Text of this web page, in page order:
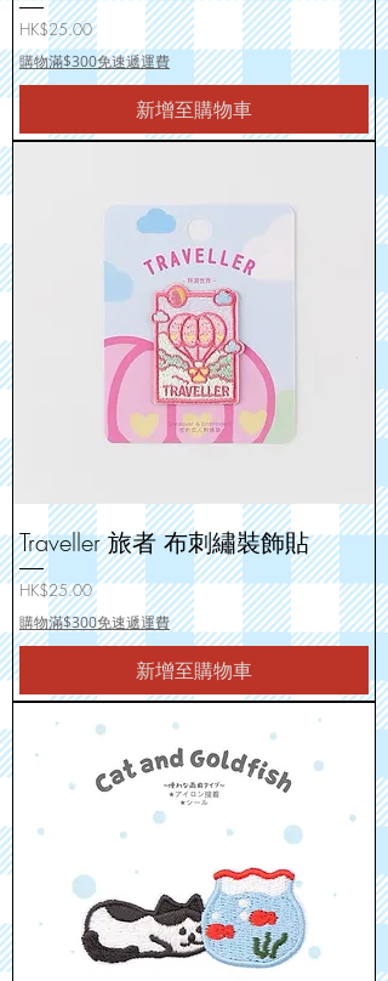
價格
HK$25.00
購物滿$300免速遞運費
新增至購物車
Traveller 旅者 布刺繡裝飾貼
價格
HK$25.00
購物滿$300免速遞運費
新增至購物車